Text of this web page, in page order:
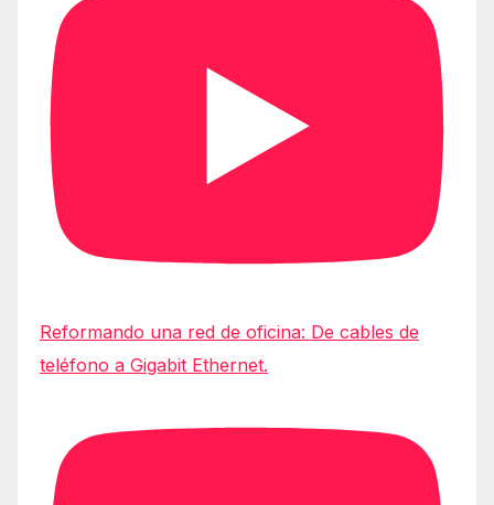
Reformando una red de oficina: De cables de
teléfono a Gigabit Ethernet.